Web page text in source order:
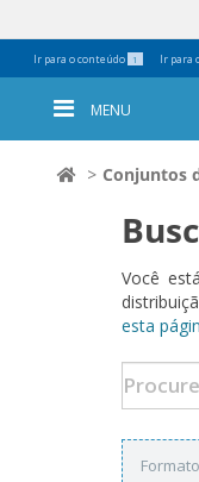
Ir para o conteúdo 1 Ir para
MENU
Conjuntos
Você
esta